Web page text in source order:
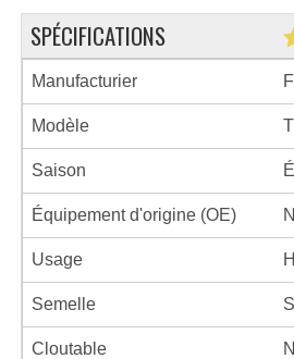
SPÉCIFICATIONS
Manufacturier
Modèle
Saison
Équipement d'origine (OE)
Usage
Semelle
Cloutable